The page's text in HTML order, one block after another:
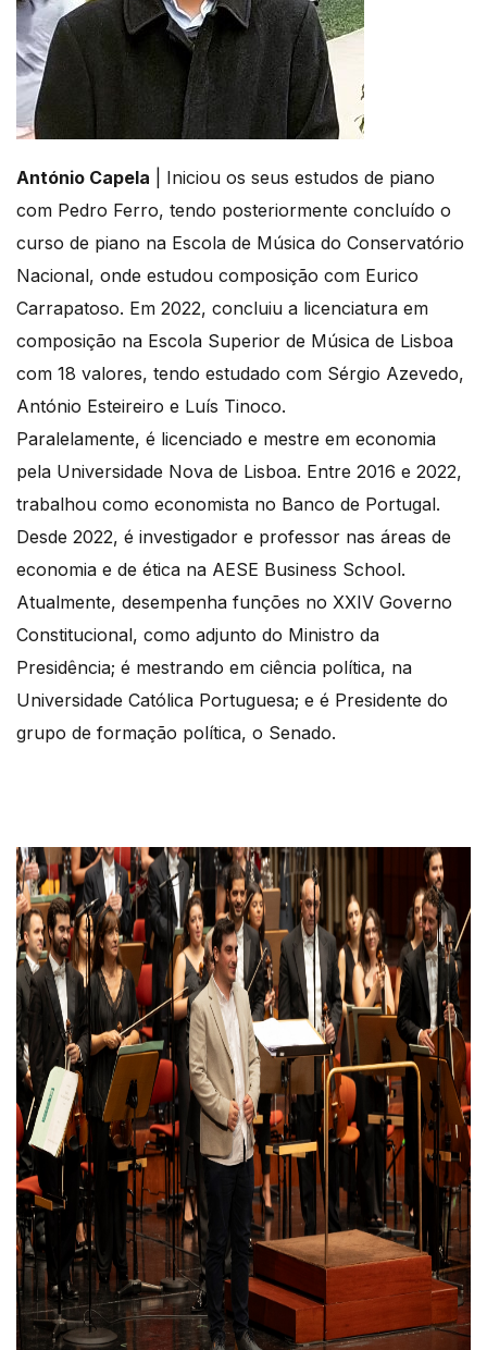
António Capela | Iniciou os seus estudos de piano
com Pedro Ferro, tendo posteriormente concluído o
curso de piano na Escola de Música do Conservatório
Nacional, onde estudou composição com Eurico
Carrapatoso. Em 2022, concluiu a licenciatura em
composição na Escola Superior de Música de Lisboa
com 18 valores, tendo estudado com Sérgio Azevedo,
António Esteireiro e Luís Tinoco.
Paralelamente, é licenciado e mestre em economia
pela Universidade Nova de Lisboa. Entre 2016 e 2022,
trabalhou como economista no Banco de Portugal.
Desde 2022, é investigador e professor nas áreas de
economia e de ética na AESE Business School.
Atualmente, desempenha funções no XXIV Governo
Constitucional, como adjunto do Ministro da
Presidência; é mestrando em ciência política, na
Universidade Católica Portuguesa; e é Presidente do
grupo de formação política, o Senado.